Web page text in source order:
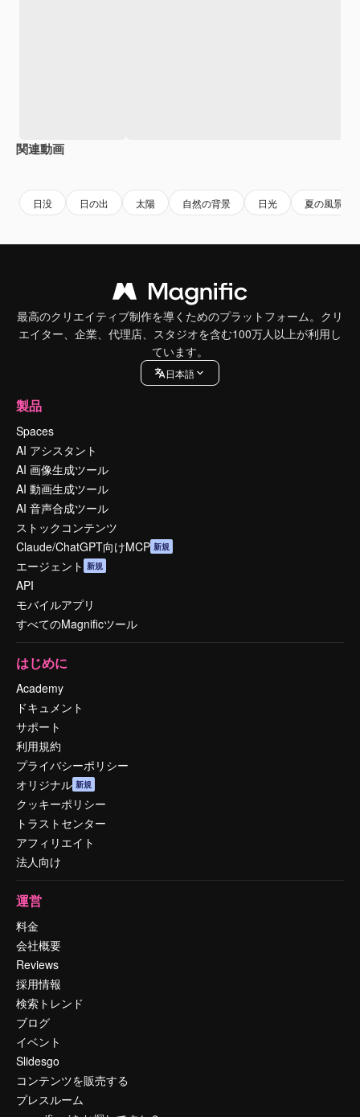
関連動画
日没 日の出 太陽 自然の背景 日光 夏の風景
最高のクリエイティブ制作を導くためのプラットフォーム。クリ
エイター、企業、代理店、スタジオを含む100万人以上が利用し
ています。
日本語
製品
Spaces
AI アシスタント
AI 画像生成ツール
AI 動画生成ツール
AI 音声合成ツール
ストックコンテンツ
Claude/ChatGPT向けMCP 新規
エージェント 新規
API
モバイルアプリ
すべてのMagnificツール
はじめに
Academy
ドキュメント
サポート
利用規約
プライバシーポリシー
オリジナル 新規
クッキーポリシー
トラストセンター
アフィリエイト
法人向け
運営
料金
会社概要
Reviews
採用情報
検索トレンド
ブログ
イベント
Slidesgo
コンテンツを販売する
プレスルーム